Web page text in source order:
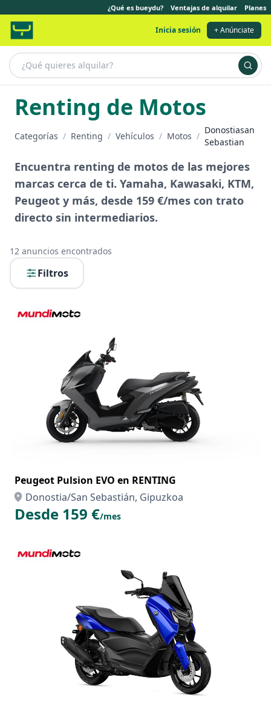
¿Qué es bueydu? Ventajas de alquilar Planes
Inicia sesión + Anúnciate
Renting de Motos
Categorías / Renting / Vehículos / Motos /
Donostiasan
Sebastian
Encuentra renting de motos de las mejores
marcas cerca de ti. Yamaha, Kawasaki, KTM,
Peugeot y más, desde 159 €/mes con trato
directo sin intermediarios.
12 anuncios encontrados
Filtros
Peugeot Pulsion EVO en RENTING
Donostia/San Sebastián, Gipuzkoa
Desde 159 €/mes